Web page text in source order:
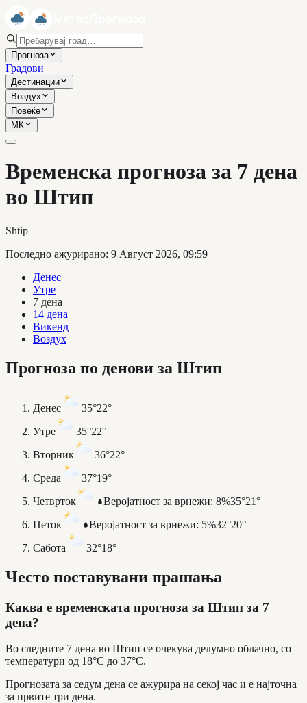
Прогноза
Градови
Дестинации
Воздух
Повеќе
МК
Временска прогноза за 7 дена
во Штип
Shtip
Последно ажурирано: 9 Август 2026, 09:59
Денес
Утре
7 дена
14 дена
Викенд
Воздух
Прогноза по денови за Штип
Денес 35°22°
Утре
35°22°
Вторник
36°22°
Среда
37°19°
Четврток
Веројатност за врнежи: 8%35°21°
Петок
Веројатност за врнежи: 5%32°20°
Сабота
32°18°
Често поставувани прашања
Каква е временската прогноза за Штип за 7
дена?
Во следните 7 дена во Штип се очекува делумно облачно, со
температури од 18°C до 37°C.
Прогнозата за седум дена се ажурира на секој час и е најточна
за првите три дена.